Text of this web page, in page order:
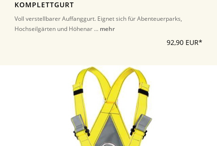
KOMPLETTGURT
Voll verstellbarer Auffanggurt. Eignet sich für Abenteuerparks,
Hochseilgärten und Höhenar ... mehr
92,90 EUR*